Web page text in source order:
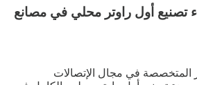
تصنيع أول راوتر محلي في مصانع
المتخصصة في مجال الإتصالات